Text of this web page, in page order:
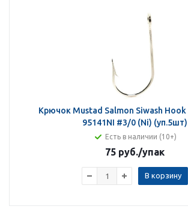
Крючок Mustad Salmon Siwash Hook
95141NI #3/0 (Ni) (уп.5шт)
Есть в наличии (10+)
75 руб./упак
В корзину